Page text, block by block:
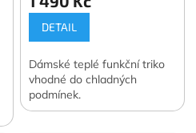
DETAIL
Dámské teplé funkční triko
vhodné do chladných
podmínek.